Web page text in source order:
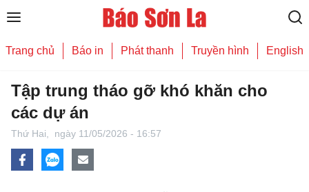
Trang chủ Báo in Phát thanh Truyền hình English
Tập trung tháo gỡ khó khăn cho
các dự án
Thứ Hai, ngày 11/05/2026 - 16:57